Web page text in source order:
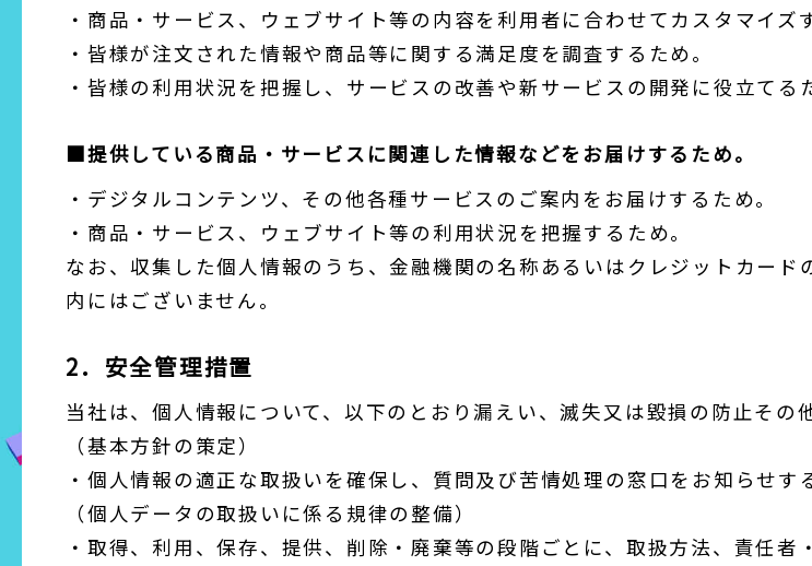
・商品・サービス、ウェブサイト等の内容を利用者に合わせてカスタマイズ
・皆様が注文された情報や商品等に関する満足度を調査するため。
・皆様の利用状況を把握し、サービスの改善や新サービスの開発に役立てる
■提供している商品・サービスに関連した情報などをお届けするため。
・デジタルコンテンツ、その他各種サービスのご案内をお届けするため。
・商品・サービス、ウェブサイト等の利用状況を把握するため。
なお、収集した個人情報のうち、金融機関の名称あるいはクレジットカー
内にはございません。
2．安全管理措置
当社は、個人情報について、以下のとおり漏えい、滅失又は毀損の防止その
（基本方針の策定）
・個人情報の適正な取扱いを確保し、質問及び苦情処理の窓口をお知らせす
（個人データの取扱いに係る規律の整備）
・取得、利用、保存、提供、削除・廃棄等の段階ごとに、取扱方法、責任